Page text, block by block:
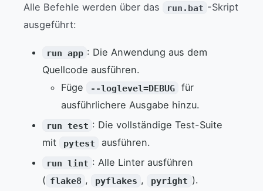
Alle Befehle werden über das run.bat -Skript
ausgeführt:
run app : Die Anwendung aus dem
Quellcode ausführen.
Füge
--loglevel=DEBUG
für
ausführlichere Ausgabe hinzu.
run test : Die vollständige Test-Suite
mit
pytest ausführen.
run lint : Alle Linter ausführen
( flake8 , pyflakes , pyright ).